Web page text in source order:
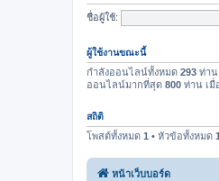
ชื่อผู้ใช้:
ผู้ใช้งานขณะนี้
กำลังออนไลน์ทั้งหมด 293 ท่าน
ออนไลน์มากที่สุด 800 ท่าน เมื่
สถิติ
โพสต์ทั้งหมด 1 • หัวข้อทั้งหมด 1
หน้าเว็บบอร์ด